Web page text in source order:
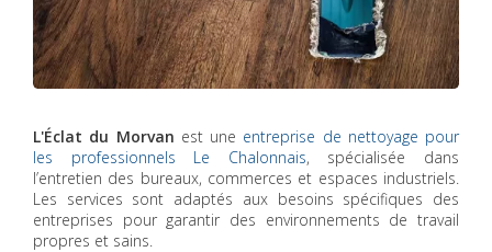
L'Éclat du Morvan est une entreprise de nettoyage pour
les professionnels Le Chalonnais, spécialisée dans
l’entretien des bureaux, commerces et espaces industriels.
Les services sont adaptés aux besoins spécifiques des
entreprises pour garantir des environnements de travail
propres et sains.